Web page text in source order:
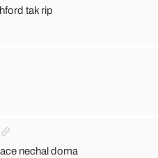
tak rip
nechal doma